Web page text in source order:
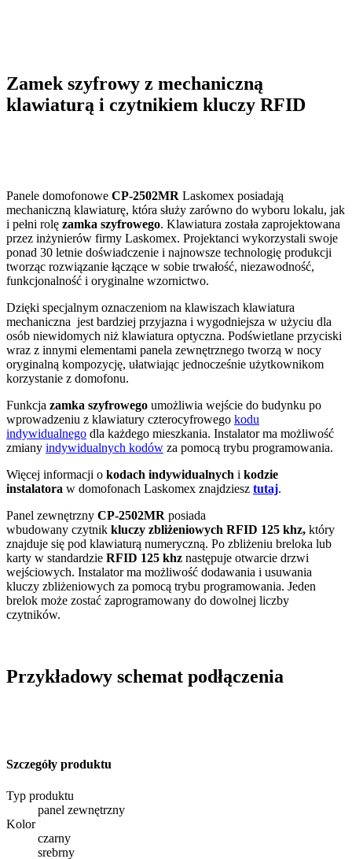
Zamek szyfrowy z mechaniczną
klawiaturą i czytnikiem kluczy RFID
Panele domofonowe CP-2502MR Laskomex posiadają
mechaniczną klawiaturę, która służy zarówno do wyboru lokalu, jak
i pełni rolę zamka szyfrowego. Klawiatura została zaprojektowana
przez inżynierów firmy Laskomex. Projektanci wykorzystali swoje
ponad 30 letnie doświadczenie i najnowsze technologię produkcji
tworząc rozwiązanie łączące w sobie trwałość, niezawodność,
funkcjonalność i oryginalne wzornictwo.
Dzięki specjalnym oznaczeniom na klawiszach klawiatura
mechaniczna jest bardziej przyjazna i wygodniejsza w użyciu dla
osób niewidomych niż klawiatura optyczna. Podświetlane przyciski
wraz z innymi elementami panela zewnętrznego tworzą w nocy
oryginalną kompozycję, ułatwiając jednocześnie użytkownikom
korzystanie z domofonu.
Funkcja zamka szyfrowego umożliwia wejście do budynku po
wprowadzeniu z klawiatury czterocyfrowego kodu
indywidualnego dla każdego mieszkania. Instalator ma możliwość
zmiany indywidualnych kodów za pomocą trybu programowania.
Więcej informacji o kodach indywidualnych i kodzie
instalatora w domofonach Laskomex znajdziesz tutaj.
Panel zewnętrzny CP-2502MR posiada
wbudowany czytnik kluczy zbliżeniowych RFID 125 khz, który
znajduje się pod klawiaturą numeryczną. Po zbliżeniu breloka lub
karty w standardzie RFID 125 khz następuje otwarcie drzwi
wejściowych. Instalator ma możliwość dodawania i usuwania
kluczy zbliżeniowych za pomocą trybu programowania. Jeden
brelok może zostać zaprogramowany do dowolnej liczby
czytników.
Przykładowy schemat podłączenia
Szczegóły produktu
Typ produktu
panel zewnętrzny
Kolor
czarny
srebrny